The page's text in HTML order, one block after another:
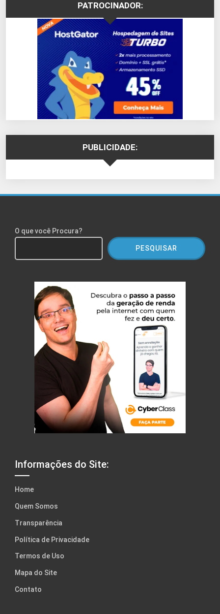
PATROCINADOR:
PUBLICIDADE:
O que você Procura?
PESQUISAR
Informações do Site:
Home
Quem Somos
Transparência
Política de Privacidade
Termos de Uso
Mapa do Site
Contato